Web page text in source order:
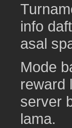
info
asal
Mode
reward
server
lama.